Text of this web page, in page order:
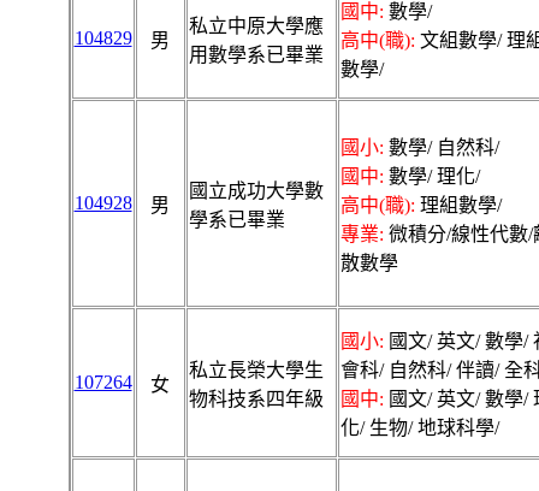
104829 男
私立中原大學應
用數學系已畢業
國中: 數學/
高中(職): 文組數學/ 理
數學/
104928 男
國立成功大學數
學系已畢業
國小: 數學/ 自然科/
國中: 數學/ 理化/
高中(職): 理組數學/
專業: 微積分/線性代數/
散數學
107264 女
私立長榮大學生
物科技系四年級
國小: 國文/ 英文/ 數學/
會科/ 自然科/ 伴讀/ 全
國中: 國文/ 英文/ 數學/
化/ 生物/ 地球科學/